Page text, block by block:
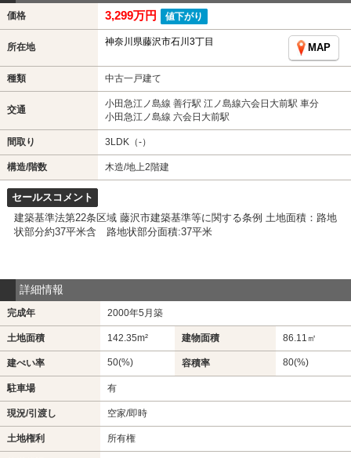
価格 3,299万円 値下がり
所在地 神奈川県藤沢市石川3丁目
MAP
種類 中古一戸建て
交通
小田急江ノ島線 善行駅 江ノ島線六会日大前駅 車分
小田急江ノ島線 六会日大前駅
間取り 3LDK（-）
構造/階数 木造/地上2階建
セールスコメント
建築基準法第22条区域 藤沢市建築基準等に関する条例 土地面積：路地
状部分約37平米含 路地状部分面積:37平米
詳細情報
完成年 2000年5月築
土地面積 142.35m² 建物面積 86.11㎡
建ぺい率 50(%) 容積率 80(%)
駐車場 有
現況/引渡し 空家/即時
土地権利 所有権